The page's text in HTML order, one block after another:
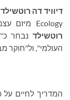
דיוויד דה רוטשילד
Ecology מיזם
רוטשילד נבחר
העולמי", ול"חוקר
המדריך לחיים